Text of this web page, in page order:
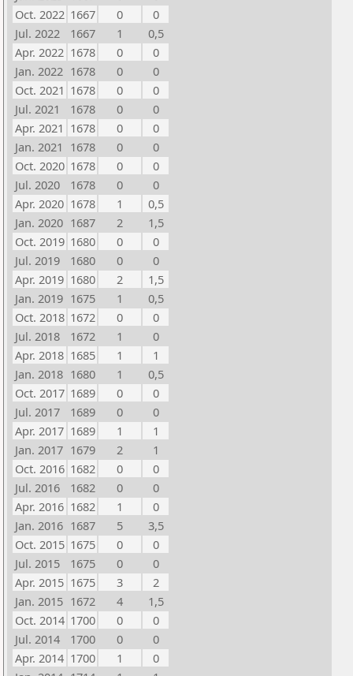
Oct. 2022 1667 0
0
Jul. 2022
1667 1
0,5
Apr. 2022 1678 0
0
Jan. 2022 1678 0
0
Oct. 2021 1678 0
0
Jul. 2021
1678 0
0
Apr. 2021 1678 0
0
Jan. 2021 1678 0
0
Oct. 2020 1678 0
0
Jul. 2020
1678 0
0
Apr. 2020 1678 1
0,5
Jan. 2020 1687 2
1,5
Oct. 2019 1680 0
0
Jul. 2019
1680 0
0
Apr. 2019 1680 2
1,5
Jan. 2019 1675 1
0,5
Oct. 2018 1672 0
0
Jul. 2018
1672 1
0
Apr. 2018 1685 1
1
Jan. 2018 1680 1
0,5
Oct. 2017 1689 0
0
Jul. 2017
1689 0
0
Apr. 2017 1689 1
1
Jan. 2017 1679 2
1
Oct. 2016 1682 0
0
Jul. 2016
1682 0
0
Apr. 2016 1682 1
0
Jan. 2016 1687 5
3,5
Oct. 2015 1675 0
0
Jul. 2015
1675 0
0
Apr. 2015 1675 3
2
Jan. 2015 1672 4
1,5
Oct. 2014 1700 0
0
Jul. 2014
1700 0
0
Apr. 2014 1700 1
0